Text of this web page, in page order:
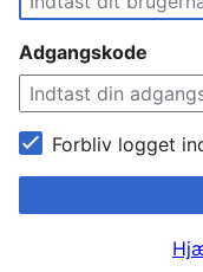
Adgangskode
Forbliv logget